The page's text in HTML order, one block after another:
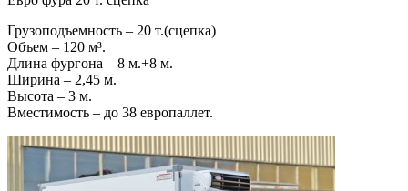
Грузоподъемность – 20 т.(сцепка)
Объем – 120 м³.
Длина фургона – 8 м.+8 м.
Ширина – 2,45 м.
Высота – 3 м.
Вместимость – до 38 европаллет.